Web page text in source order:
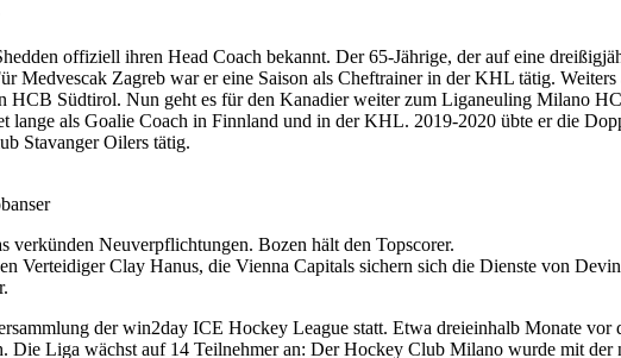
offiziell ihren Head Coach bekannt. Der 65-Jährige, der auf eine
Medvescak Zagreb war er eine Saison als Cheftrainer in der KHL tätig.
HCB Südtirol. Nun geht es für den Kanadier weiter zum Liganeuling Milano
lange als Goalie Coach in Finnland und in der KHL. 2019-2020 übte er die
Stavanger Oilers tätig.
verkünden Neuverpflichtungen. Bozen hält den Topscorer.
Verteidiger Clay Hanus, die Vienna Capitals sichern sich die Dienste von
der win2day ICE Hockey League statt. Etwa dreieinhalb Monate vor
Die Liga wächst auf 14 Teilnehmer an: Der Hockey Club Milano wurde mit